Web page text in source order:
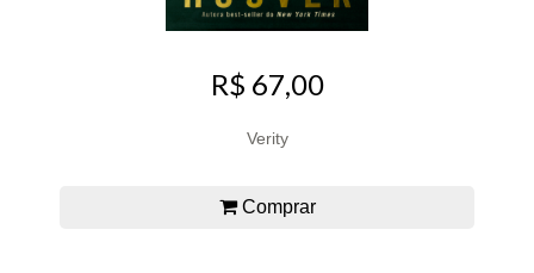
R$ 67,00
Verity
Comprar